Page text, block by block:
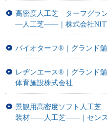
高密度人工芝 ターフグラ
―人工芝―—｜株式会社
バイオターフ®｜グランド
レヂンエース®｜グラン
体育施設株式会社
景観用高密度ソフト人工芝
装材――人工芝――｜センス